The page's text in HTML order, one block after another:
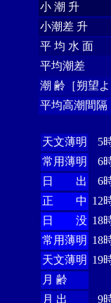
小 潮 升
小潮差 升
平 均 水 面
平均潮差
潮 齢［朔望よ
平均高潮間隔
天文薄明
5
常用薄明
6
日 出
6
正 中 12
日 没 18
常用薄明 18
天文薄明 19
月 齢
月 出
9